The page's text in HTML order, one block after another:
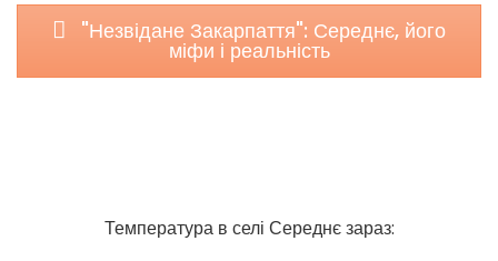
"Незвідане Закарпаття": Середнє, його
міфи і реальність
Температура в селі Середнє зараз: